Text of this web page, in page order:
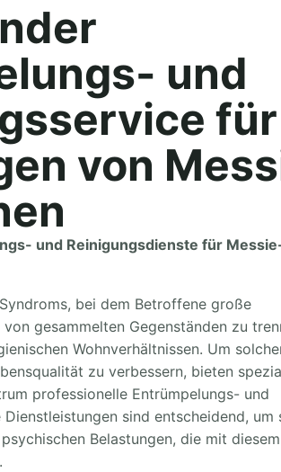
und
für
von
und Reinigungsdienste für
bei dem Betroffene große
gesammelten Gegenständen zu
Wohnverhältnissen. Um
zu verbessern, bieten
professionelle Entrümpelungs- und
Dienstleistungen sind entscheidend, um
Belastungen, die mit